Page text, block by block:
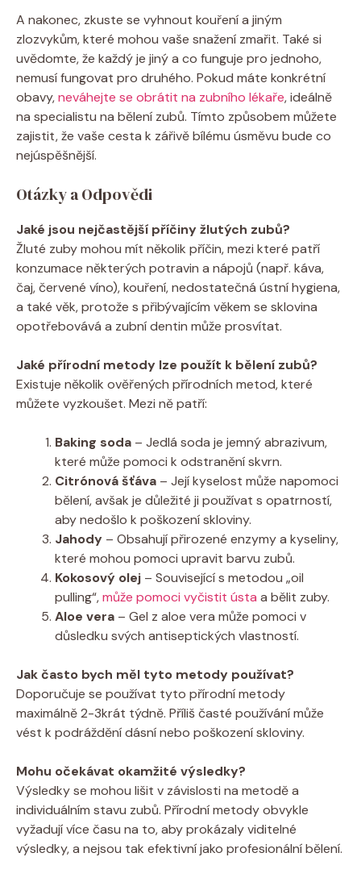
A nakonec, zkuste se vyhnout kouření a jiným
zlozvykům, které mohou vaše snažení zmařit. Také si
uvědomte, že každý je jiný a co funguje pro jednoho,
nemusí fungovat pro druhého. Pokud máte konkrétní
obavy,neváhejte se obrátit na zubního lékaře, ideálně
na specialistu na bělení zubů. Tímto způsobem můžete
zajistit, že vaše cesta k zářivě bílému úsměvu bude co
nejúspěšnější.
Otázky a Odpovědi
Jaké jsou nejčastější příčiny žlutých zubů?
Žluté zuby mohou mít několik příčin, mezi které patří
konzumace některých potravin a nápojů (např. káva,
čaj, červené víno), kouření, nedostatečná ústní hygiena,
a také věk, protože s přibývajícím věkem se sklovina
opotřebovává a zubní dentin může prosvítat.
Jaké přírodní metody lze použít k bělení zubů?
Existuje několik ověřených přírodních metod, které
můžete vyzkoušet. Mezi ně patří:
Baking soda – Jedlá soda je jemný abrazivum,
které může pomoci k odstranění skvrn.
Citrónová šťáva – Její kyselost může napomoci
bělení, avšak je důležité ji používat s opatrností,
aby nedošlo k poškození skloviny.
Jahody – Obsahují přirozené enzymy a kyseliny,
které mohou pomoci upravit barvu zubů.
Kokosový olej – Související s metodou „oil
pulling“,může pomoci vyčistit ústa a bělit zuby.
Aloe vera – Gel z aloe vera může pomoci v
důsledku svých antiseptických vlastností.
Jak často bych měl tyto metody používat?
Doporučuje se používat tyto přírodní metody
maximálně 2-3krát týdně. Příliš časté používání může
vést k podráždění dásní nebo poškození skloviny.
Mohu očekávat okamžité výsledky?
Výsledky se mohou lišit v závislosti na metodě a
individuálním stavu zubů. Přírodní metody obvykle
vyžadují více času na to, aby prokázaly viditelné
výsledky, a nejsou tak efektivní jako profesionální bělení.